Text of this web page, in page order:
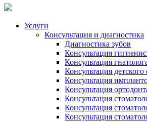
Услуги
Консультация и диагностика
Диагностика зубов
Консультация
Консультация
Консультация детского
Консультация
Консультация
Консультация
Консультация
Консультация